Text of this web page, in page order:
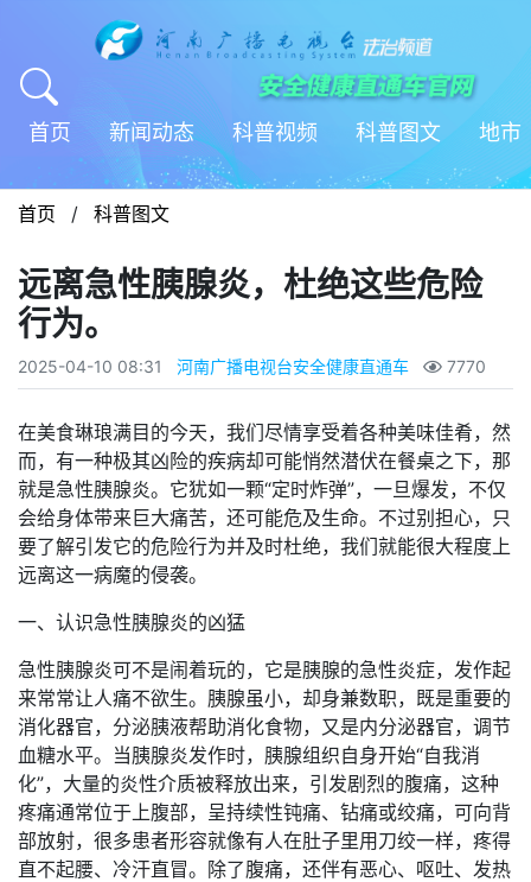
首页 新闻动态 科普视频 科普图文 地市
首页 / 科普图文
远离急性胰腺炎，杜绝这些危险
行为。
2025-04-10 08:31 河南广播电视台安全健康直通车 7770
在美食琳琅满目的今天，我们尽情享受着各种美味佳肴，然
而，有一种极其凶险的疾病却可能悄然潜伏在餐桌之下，那
就是急性胰腺炎。它犹如一颗“定时炸弹”，一旦爆发，不仅
会给身体带来巨大痛苦，还可能危及生命。不过别担心，只
要了解引发它的危险行为并及时杜绝，我们就能很大程度上
远离这一病魔的侵袭。
一、认识急性胰腺炎的凶猛
急性胰腺炎可不是闹着玩的，它是胰腺的急性炎症，发作起
来常常让人痛不欲生。胰腺虽小，却身兼数职，既是重要的
消化器官，分泌胰液帮助消化食物，又是内分泌器官，调节
血糖水平。当胰腺炎发作时，胰腺组织自身开始“自我消
化”，大量的炎性介质被释放出来，引发剧烈的腹痛，这种
疼痛通常位于上腹部，呈持续性钝痛、钻痛或绞痛，可向背
部放射，很多患者形容就像有人在肚子里用刀绞一样，疼得
直不起腰、冷汗直冒。除了腹痛，还伴有恶心、呕吐、发热